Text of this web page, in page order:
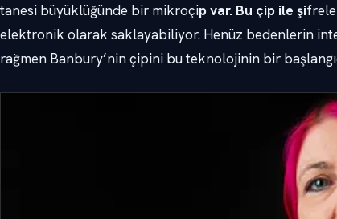
tanesi büyüklüğünde bir mikroçip var. Bu çip ile şi
elektronik olarak saklayabiliyor. Henüz bedenlerin
rağmen Banbury’nin çipini bu teknolojinin bir